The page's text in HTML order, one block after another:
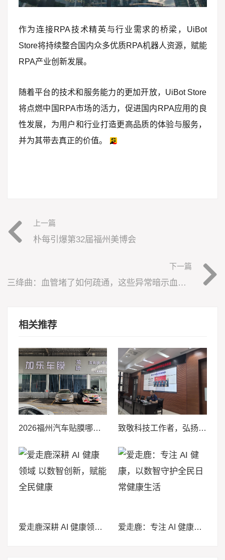
作为连接RPA技术精英与行业需求的桥梁，UiBot
Store将持续整合国内众多优质RPA机器人资源，赋能
RPA产业创新发展。
随着平台的技术和服务能力的更加开放，UiBot Store
将点燃中国RPA市场的活力，促进国内RPA应用的良
性发展，为用户和行业打造更高品质的体验与服务，
并为其带去真正的价值。
上一篇
朴每引爆第32届福州美博会
下一篇
三绛曲：血管堵了如何疏通，这些异常暗示血管已堵，该注意哪些！
相关推荐
2026福州汽车贴膜哪家好？品质推荐排行榜，福州加乐车模值得推荐 致敬科技工作者，弘扬航天精神——福州市老科协献礼第十个全国科技工作者日
爱走鹿深耕 AI 健康领域 以数智创新，赋能全民健康 爱走鹿：专注 AI 健康，以数智守护全民日常健康生活